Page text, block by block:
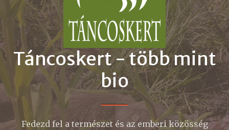
Táncoskert - több mint
bio
Fedezd fel a természet és az emberi közösség